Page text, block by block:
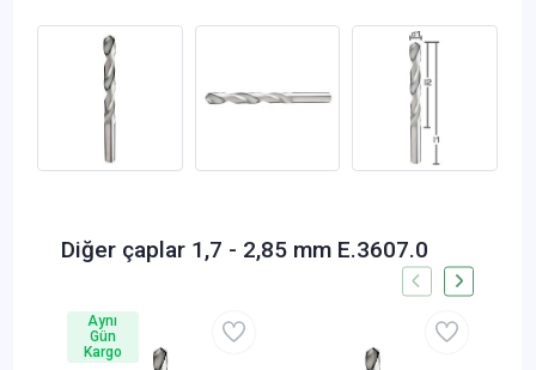
Diğer çaplar 1,7 - 2,85 mm E.3607.0
Aynı
Gün
Kargo